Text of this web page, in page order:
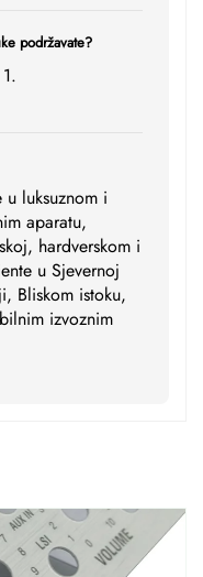
podržavate?
luksuznom i
aparatu,
hardverskom i
u Sjevernoj
Bliskom istoku,
izvoznim